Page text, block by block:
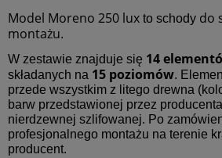
Model Moreno 250 lux to schody do
montażu.
W zestawie znajduje się 14
składanych na 15 poziomów.
przede wszystkim z litego drewna
barw przedstawionej przez
nierdzewnej szlifowanej. Po
profesjonalnego montażu na terenie
producent.